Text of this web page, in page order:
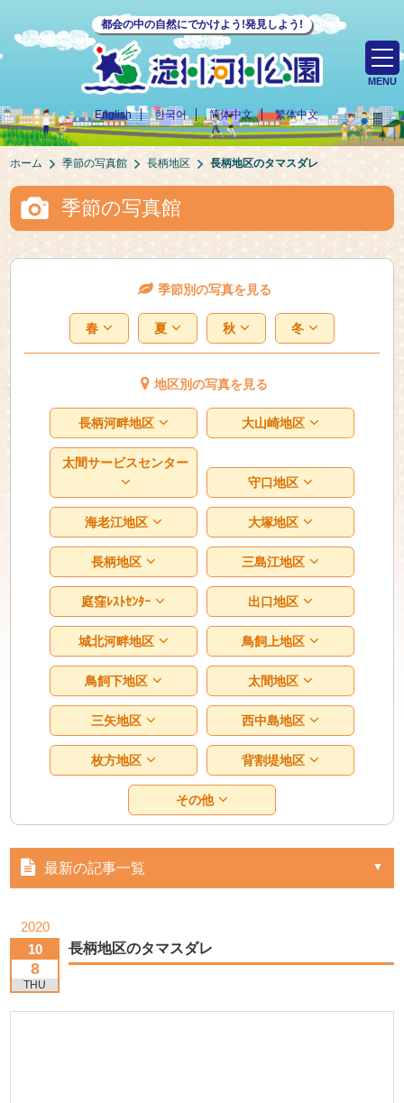
都会の中の自然にでかけよう!発見しよう!
English 한국어 简体中文 繁体中文
MENU
ホーム 季節の写真館 長柄地区 長柄地区のタマスダレ
季節の写真館
季節別の写真を見る
春 夏 秋 冬
地区別の写真を見る
長柄河畔地区 大山崎地区
太間サービスセンター
守口地区
海老江地区 大塚地区
長柄地区 三島江地区
庭窪ﾚｽﾄｾﾝﾀｰ 出口地区
城北河畔地区 鳥飼上地区
鳥飼下地区 太間地区
三矢地区 西中島地区
枚方地区 背割堤地区
その他
最新の記事一覧
2020
10
8
THU
長柄地区のタマスダレ